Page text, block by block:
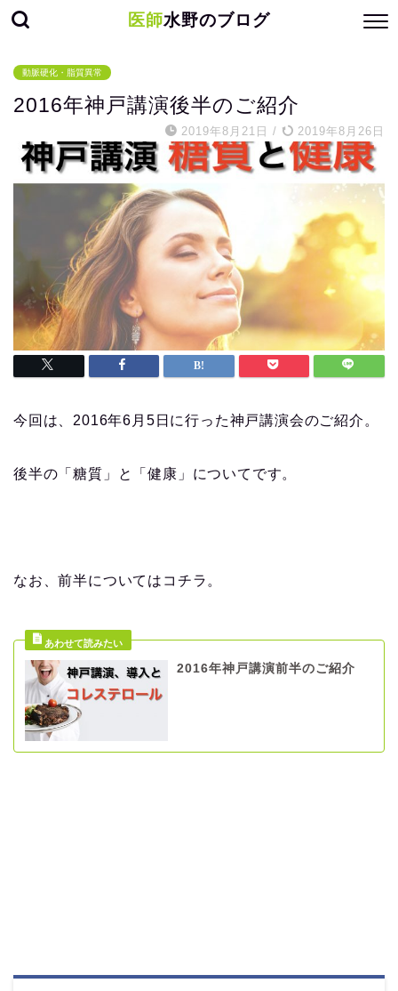
医師水野のブログ
動脈硬化・脂質異常
2016年神戸講演後半のご紹介
2019年8月21日 / 2019年8月26日
今回は、2016年6月5日に行った神戸講演会のご紹介。
後半の「糖質」と「健康」についてです。
なお、前半についてはコチラ。
2016年神戸講演前半のご紹介